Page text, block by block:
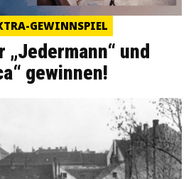
GEWINNSPIEL
und
gewinnen!